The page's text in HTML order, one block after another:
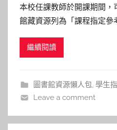
湯
春
本校任課教師於開課期間
館藏資源列為「課程指定參
藏整合查詢系統（ Library
繼續閱讀
圖書館資源懶人包 學生指
Leave a comment